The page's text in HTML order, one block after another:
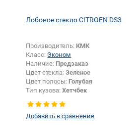
Лобовое стекло CITROEN DS3
Производитель: КМК
Класс: Эконом
Наличие: Предзаказ
Цвет стекла:Зеленое
Цвет полосы: Голубая
Тип кузова:Хетчбек
Добавить в сравнение